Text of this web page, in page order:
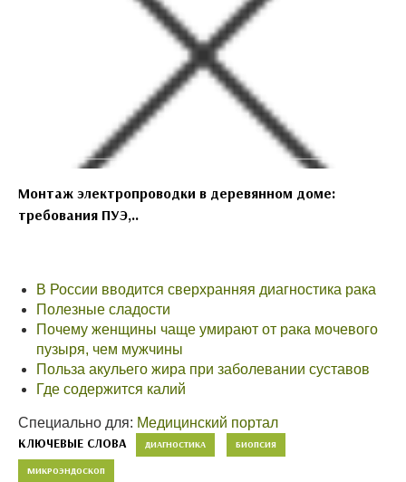
Монтаж электропроводки в деревянном доме:
требования ПУЭ,..
В России вводится сверхранняя диагностика рака
Полезные сладости
Почему женщины чаще умирают от рака мочевого
пузыря, чем мужчины
Польза акульего жира при заболевании суставов
Где содержится калий
Специально для: Медицинский портал
КЛЮЧЕВЫЕ СЛОВА ДИАГНОСТИКА БИОПСИЯ
МИКРОЭНДОСКОП